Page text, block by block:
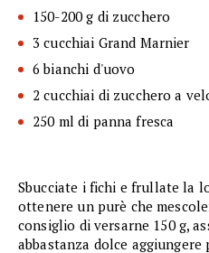
150-200 g di zucchero
3 cucchiai Grand Marnier
6 bianchi d'uovo
2 cucchiai di zucchero a
250 ml di panna fresca
Sbucciate i fichi e frullate la
ottenere un purè che
consiglio di versarne 150 g,
abbastanza dolce